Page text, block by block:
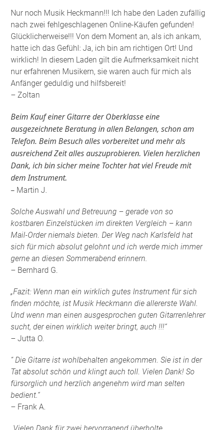
Nur noch Musik Heckmann!!! Ich habe den Laden zufällig
nach zwei fehlgeschlagenen Online-Käufen gefunden!
Glücklicherweise!!! Von dem Moment an, als ich ankam,
hatte ich das Gefühl: Ja, ich bin am richtigen Ort! Und
wirklich! In diesem Laden gilt die Aufmerksamkeit nicht
nur erfahrenen Musikern, sie waren auch für mich als
Anfänger geduldig und hilfsbereit!
– Zoltan
Beim Kauf einer Gitarre der Oberklasse eine
ausgezeichnete Beratung in allen Belangen, schon am
Telefon. Beim Besuch alles vorbereitet und mehr als
ausreichend Zeit alles auszuprobieren. Vielen herzlichen
Dank, ich bin sicher meine Tochter hat viel Freude mit
dem Instrument.
– Martin J.
Solche Auswahl und Betreuung – gerade von so
kostbaren Einzelstücken im direkten Vergleich – kann
Mail-Order niemals bieten. Der Weg nach Karlsfeld hat
sich für mich absolut gelohnt und ich werde mich immer
gerne an diesen Sommerabend erinnern.
– Bernhard G.
„Fazit: Wenn man ein wirklich gutes Instrument für sich
finden möchte, ist Musik Heckmann die allererste Wahl.
Und wenn man einen ausgesprochen guten Gitarrenlehrer
sucht, der einen wirklich weiter bringt, auch !!!“
– Jutta O.
“ Die Gitarre ist wohlbehalten angekommen. Sie ist in der
Tat absolut schön und klingt auch toll. Vielen Dank! So
fürsorglich und herzlich angenehm wird man selten
bedient.“
– Frank A.